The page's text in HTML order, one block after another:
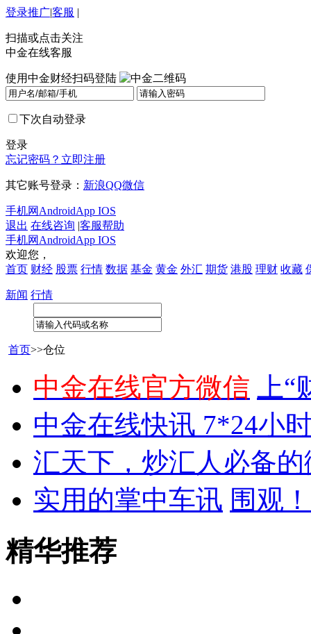
登录推广|客服 |
扫描或点击关注
中金在线客服
使用中金财经扫码登陆
下次自动登录
登录
忘记密码？ 立即注册
其它账号登录： 新浪QQ微信
手机网 AndroidApp IOS
退出 在线咨询 |客服帮助
手机网 AndroidApp IOS
欢迎您，
首页 财经 股票 行情 数据 基金 黄金 外汇 期货 港股 理财 收藏
新闻 行情
首页>>仓位
中金在线官方微信
上
中金在线快讯 7*24小
汇天下，炒汇人必备
实用的掌中车讯 围观
精华推荐